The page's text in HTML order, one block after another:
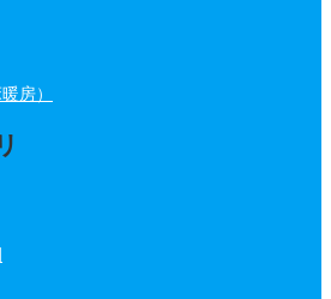
房）